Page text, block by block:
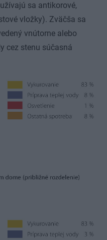
sa antikorové,
vložky). Zväčša sa
vnútorne alebo
cez stenu súčasná